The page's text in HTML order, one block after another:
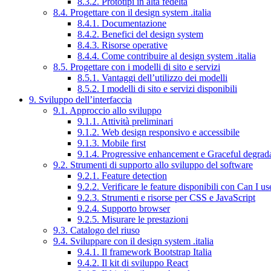
8.4. Progettare con il design system .italia
8.4.1. Documentazione
8.4.2. Benefici del design system
8.4.3. Risorse operative
8.4.4. Come contribuire al design system .italia
8.5. Progettare con i modelli di sito e servizi
8.5.1. Vantaggi dell’utilizzo dei modelli
8.5.2. I modelli di sito e servizi disponibili
9. Sviluppo dell’interfaccia
9.1. Approccio allo sviluppo
9.1.1. Attività preliminari
9.1.2. Web design responsivo e accessibile
9.1.3. Mobile first
9.1.4. Progressive enhancement e Graceful
9.2. Strumenti di supporto allo sviluppo del software
9.2.1. Feature detection
9.2.2. Verificare le feature disponibili con Can I
9.2.3. Strumenti e risorse per CSS e JavaScript
9.2.4. Supporto browser
9.2.5. Misurare le prestazioni
9.3. Catalogo del riuso
9.4. Sviluppare con il design system .italia
9.4.1. Il framework Bootstrap Italia
9.4.2. Il kit di sviluppo React